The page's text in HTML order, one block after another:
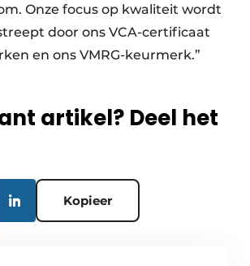
Onze focus op kwaliteit wordt
door ons VCA-certificaat
en ons VMRG-keurmerk.”
artikel? Deel het
Kopieer